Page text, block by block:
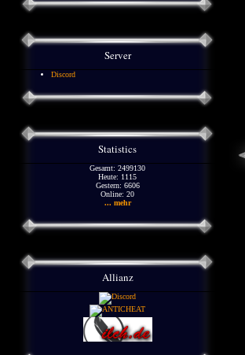
Server
Discord
Statistics
Gesamt: 2499130
Heute: 1115
Gestern: 6606
Online: 20
... mehr
Allianz